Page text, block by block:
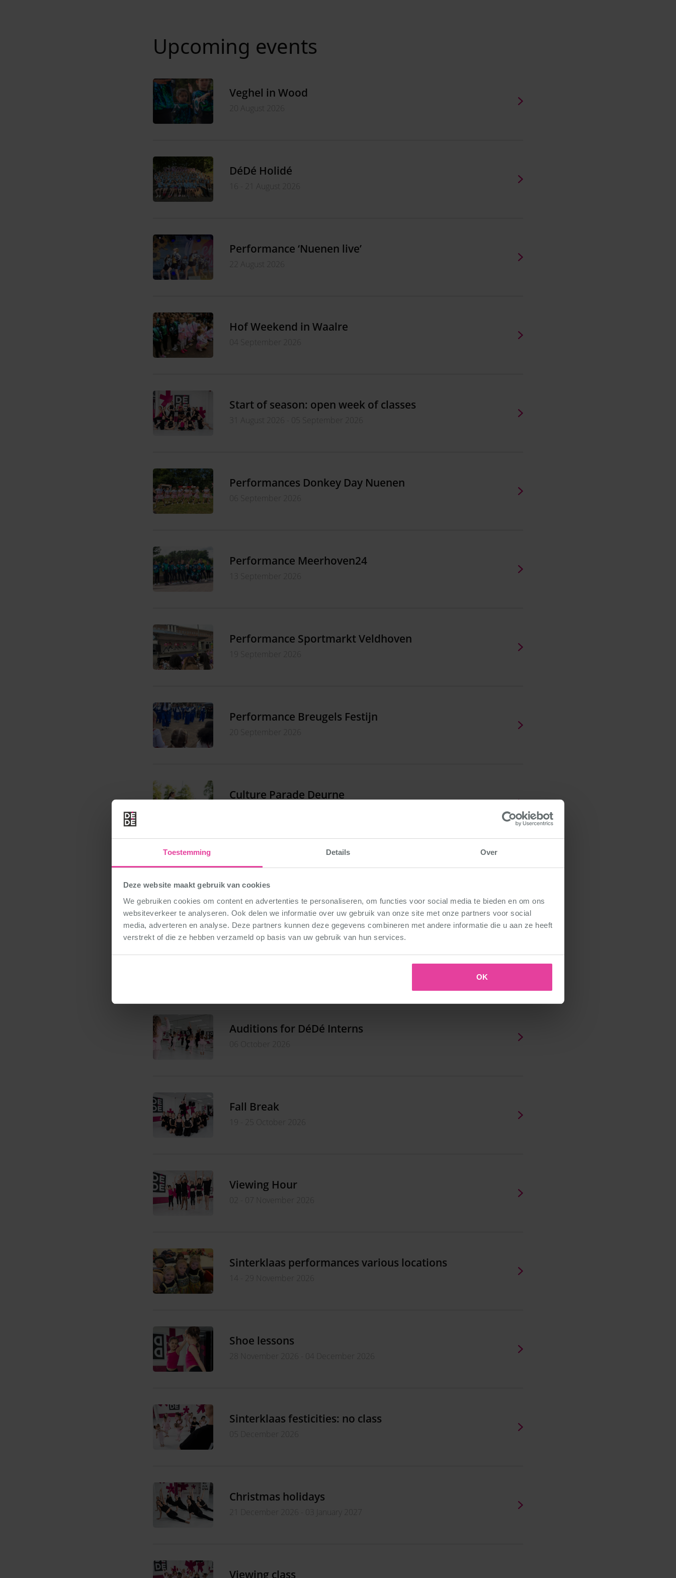
Toestemming Details Over
Deze website maakt gebruik van cookies
We gebruiken cookies om content en advertenties te personaliseren, om functies voor social media te bieden en om ons
websiteverkeer te analyseren. Ook delen we informatie over uw gebruik van onze site met onze partners voor social
media, adverteren en analyse. Deze partners kunnen deze gegevens combineren met andere informatie die u aan ze heeft
verstrekt of die ze hebben verzameld op basis van uw gebruik van hun services.
OK
Upcoming events
Veghel in Wood
20 August 2026
DéDé Holidé
16 - 21 August 2026
Performance ‘Nuenen live’
22 August 2026
Hof Weekend in Waalre
04 September 2026
Start of season: open week of classes
31 August 2026 - 05 September 2026
Performances Donkey Day Nuenen
06 September 2026
Performance Meerhoven24
13 September 2026
Performance Sportmarkt Veldhoven
19 September 2026
Performance Breugels Festijn
20 September 2026
Culture Parade Deurne
Performances City Fest
27 September 2026
Auditions for DéDé Interns
06 October 2026
Fall Break
19 - 25 October 2026
Viewing Hour
02 - 07 November 2026
Sinterklaas performances various locations
14 - 29 November 2026
Shoe lessons
28 November 2026 - 04 December 2026
Sinterklaas festicities: no class
05 December 2026
Christmas holidays
21 December 2026 - 03 January 2027
Viewing class